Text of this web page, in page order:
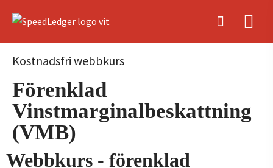
Kostnadsfri webbkurs
Förenklad
Vinstmarginalbeskattning
(VMB)
Webbkurs - förenklad